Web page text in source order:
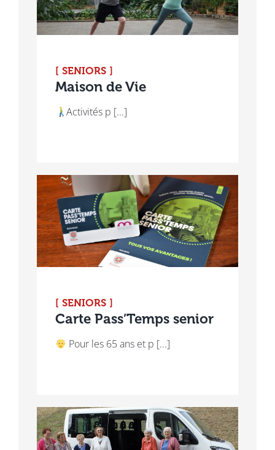
[ SENIORS ]
Maison de Vie
Activités p [...]
[ SENIORS ]
Carte Pass’Temps senior
Pour les 65 ans et p [...]